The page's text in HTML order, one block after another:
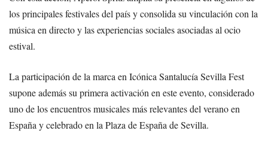
los principales festivales del país y consolida su vinculación con la
música en directo y las experiencias sociales asociadas al ocio
estival.
La participación de la marca en Icónica Santalucía Sevilla Fest
supone además su primera activación en este evento, considerado
uno de los encuentros musicales más relevantes del verano en
España y celebrado en la Plaza de España de Sevilla.